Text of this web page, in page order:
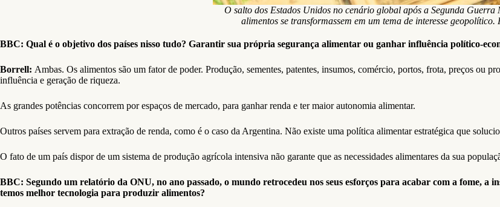
O salto dos Estados Unidos no cenário global após a Segunda Guerra
alimentos se transformassem em um tema de interesse
BBC: Qual é o objetivo dos países nisso tudo? Garantir sua própria segurança alimentar ou ganhar influência político-
Borrell: Ambas. Os alimentos são um fator de poder. Produção, sementes, patentes, insumos, comércio, portos, frota, preços ou
influência e geração de riqueza.
As grandes potências concorrem por espaços de mercado, para ganhar renda e ter maior autonomia alimentar.
Outros países servem para extração de renda, como é o caso da Argentina. Não existe uma política alimentar estratégica que
O fato de um país dispor de um sistema de produção agrícola intensiva não garante que as necessidades alimentares da sua
BBC: Segundo um relatório da ONU, no ano passado, o mundo retrocedeu nos seus esforços para acabar com a fome, a
temos melhor tecnologia para produzir alimentos?